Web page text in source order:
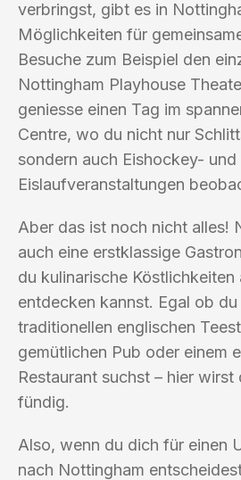
verbringst, gibt es in
Möglichkeiten für
Besuche zum Beispiel den
Nottingham Playhouse
geniesse einen Tag im
Centre, wo du nicht nur
sondern auch Eishockey- und
Eislaufveranstaltungen
Aber das ist noch nicht alles!
auch eine erstklassige
du kulinarische Köstlichkeiten
entdecken kannst. Egal ob
traditionellen englischen
gemütlichen Pub oder einem
Restaurant suchst – hier wirst
fündig.
Also, wenn du dich für einen
nach Nottingham